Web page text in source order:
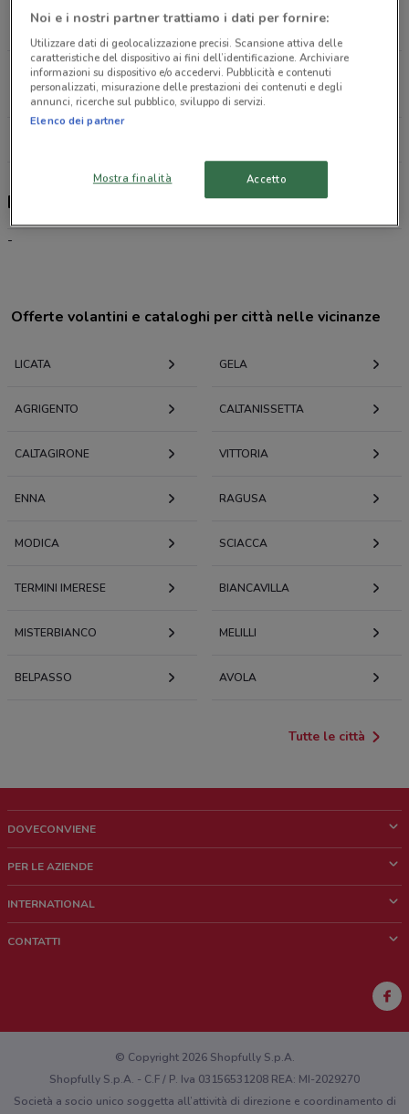
809 m
VIA GIACOMO PUCCINI 26 Licata
1.2 km
Kena Mobile, offerte e negozi
-
Offerte volantini e cataloghi per città nelle vicinanze
LICATA GELA
AGRIGENTO CALTANISSETTA
CALTAGIRONE VITTORIA
ENNA RAGUSA
MODICA SCIACCA
TERMINI IMERESE BIANCAVILLA
MISTERBIANCO MELILLI
BELPASSO AVOLA
Tutte le città
DOVECONVIENE
Chi siamo
Lavora con noi
PER LE AZIENDE
Richieste commerciali e marketing
INTERNATIONAL
CONTATTI
Hai un malfunzionamento sul web o sull'app?
© Copyright 2026 Shopfully S.p.A.
Shopfully S.p.A. - C.F / P. Iva 03156531208 REA: MI-2029270
Società a socio unico soggetta all’attività di direzione e coordinamento di
Noi e i nostri partner trattiamo i dati per fornire:
Utilizzare dati di geolocalizzazione precisi. Scansione attiva delle
caratteristiche del dispositivo ai fini dell’identificazione. Archiviare
informazioni su dispositivo e/o accedervi. Pubblicità e contenuti
personalizzati, misurazione delle prestazioni dei contenuti e degli
annunci, ricerche sul pubblico, sviluppo di servizi.
Elenco dei partner
Mostra finalità Accetto